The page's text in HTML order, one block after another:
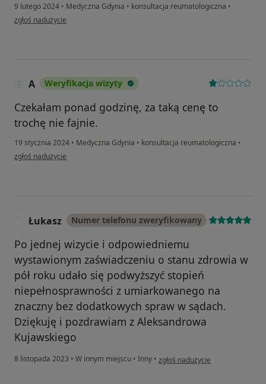
9 lutego 2024 • Medyczna Gdynia • konsultacja reumatologiczna •
w opinii użytkownika Bożena Gromadzka-Arcikiewicz
zgłoś nadużycie
A Weryfikacja wizyty
Czekałam ponad godzinę, za taką cenę to
trochę nie fajnie.
19 stycznia 2024 • Medyczna Gdynia • konsultacja reumatologiczna •
w opinii użytkownika A
zgłoś nadużycie
Łukasz Numer telefonu zweryfikowany
Po jednej wizycie i odpowiedniemu
wystawionym zaświadczeniu o stanu zdrowia w
pół roku udało się podwyższyć stopień
niepełnosprawności z umiarkowanego na
znaczny bez dodatkowych spraw w sądach.
Dziękuję i pozdrawiam z Aleksandrowa
Kujawskiego
8 listopada 2023 • W innym miejscu • Inny • w opinii użytkownika Łukasz
zgłoś nadużycie